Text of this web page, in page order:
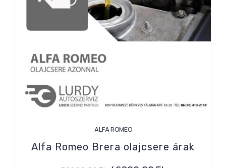
ALFA ROMEO
Alfa Romeo Brera olajcsere árak